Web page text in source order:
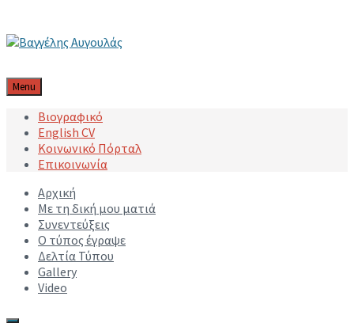
Menu
Βιογραφικό
English CV
Κοινωνικό Πόρταλ
Επικοινωνία
Αρχική
Με τη δική μου ματιά
Συνεντεύξεις
Ο τύπος έγραψε
Δελτία Τύπου
Gallery
Video